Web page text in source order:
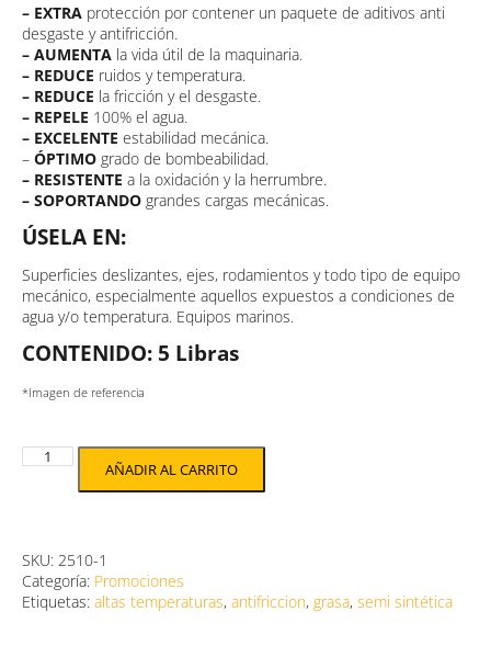
– EXTRA protección por contener un paquete de aditivos anti
desgaste y antifricción.
– AUMENTA la vida útil de la maquinaria.
– REDUCE ruidos y temperatura.
– REDUCE la fricción y el desgaste.
– REPELE 100% el agua.
– EXCELENTE estabilidad mecánica.
– ÓPTIMO grado de bombeabilidad.
– RESISTENTE a la oxidación y la herrumbre.
– SOPORTANDO grandes cargas mecánicas.
ÚSELA EN:
Superficies deslizantes, ejes, rodamientos y todo tipo de equipo
mecánico, especialmente aquellos expuestos a condiciones de
agua y/o temperatura. Equipos marinos.
CONTENIDO: 5 Libras
*Imagen de referencia
AÑADIR AL CARRITO
SKU: 2510-1
Categoría: Promociones
Etiquetas: altas temperaturas, antifriccion, grasa, semi sintética